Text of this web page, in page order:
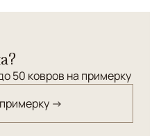
технологией
ANSY в Джайпуре.
50 ковров на примерку
→